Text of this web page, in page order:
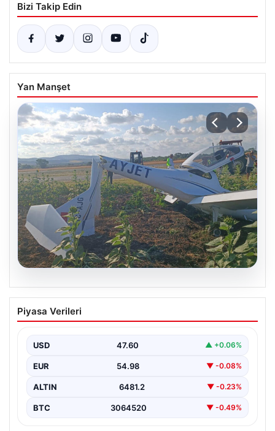
Bizi Takip Edin
Yan Manşet
Eğitim Uçağı Sert İnişle Kaza Yaptı,
Öğrenci Pilot Yaralandı
yakınlarında gerçekleştirilen eğitim uçuşu sırasında
beklenmedik bir kaza yaşandı.…
Piyasa Verileri
USD 47.60 ▲ +0.06%
EUR 54.98 ▼ -0.08%
ALTIN 6481.2 ▼ -0.23%
BTC 3064520 ▼ -0.49%